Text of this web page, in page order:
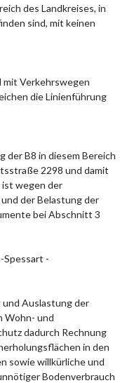
des Landkreises, in
sind, mit keinen
mit Verkehrswegen
die Linienführung
B8 in diesem Bereich
2298 und damit
wegen der
der Belastung der
bei Abschnitt 3
Spessart -
und Auslastung der
Wohn- und
dadurch Rechnung
in den
sowie willkürliche und
Bodenverbrauch